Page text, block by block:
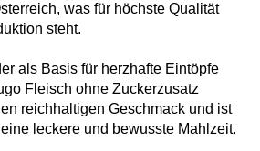
was für höchste Qualität
steht.
als Basis für herzhafte Eintöpfe
Fleisch ohne Zuckerzusatz
reichhaltigen Geschmack und ist
leckere und bewusste Mahlzeit.